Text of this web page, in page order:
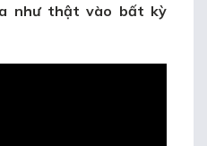
như thật vào bất kỳ